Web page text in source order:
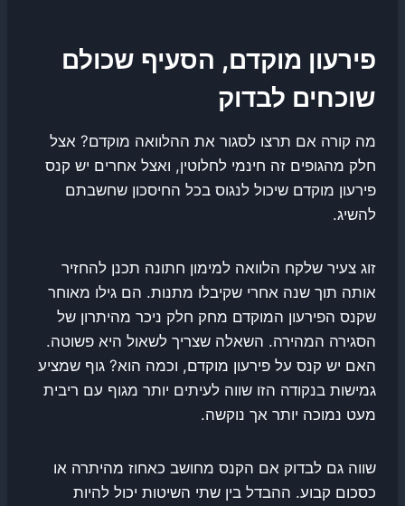
פירעון מוקדם, הסעיף שכולם
שוכחים לבדוק
מה קורה אם תרצו לסגור את ההלוואה מוקדם? אצל
חלק מהגופים זה חינמי לחלוטין, ואצל אחרים יש קנס
פירעון מוקדם שיכול לנגוס בכל החיסכון שחשבתם
להשיג.
זוג צעיר שלקח הלוואה למימון חתונה תכנן להחזיר
אותה תוך שנה אחרי שקיבלו מתנות. הם גילו מאוחר
שקנס הפירעון המוקדם מחק חלק ניכר מהיתרון של
הסגירה המהירה. השאלה שצריך לשאול היא פשוטה.
האם יש קנס על פירעון מוקדם, וכמה הוא? גוף שמציע
גמישות בנקודה הזו שווה לעיתים יותר מגוף עם ריבית
מעט נמוכה יותר אך נוקשה.
שווה גם לבדוק אם הקנס מחושב כאחוז מהיתרה או
כסכום קבוע. ההבדל בין שתי השיטות יכול להיות